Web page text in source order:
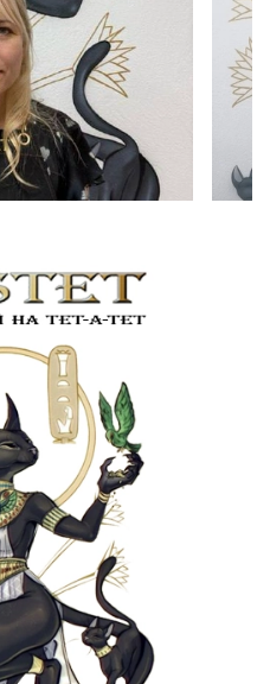
лесенка, градуировка,
удлинённые формы,
детские окрашивания
(заколки, ободки).